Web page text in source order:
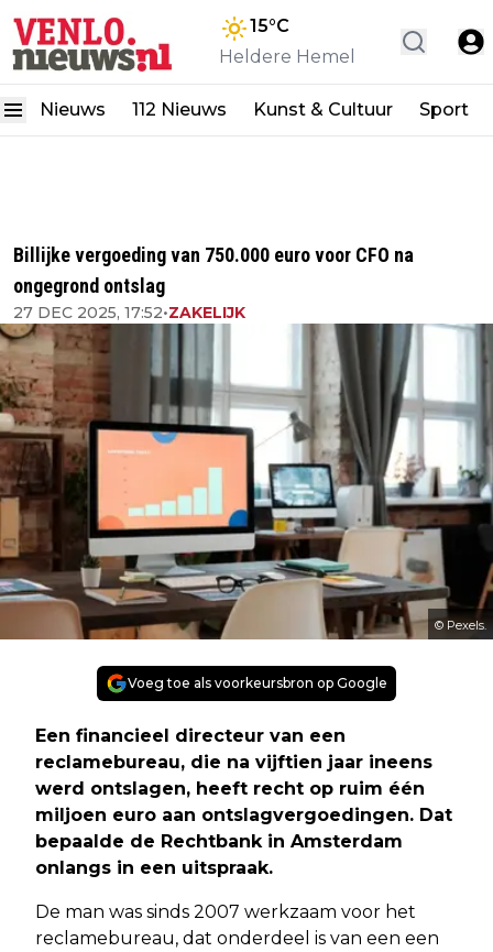
15°C
Heldere Hemel
Nieuws 112 Nieuws Kunst & Cultuur Sport
Billijke vergoeding van 750.000 euro voor CFO na
ongegrond ontslag
27 DEC 2025, 17:52•ZAKELIJK
© Pexels.
Voeg toe als voorkeursbron op Google
Een financieel directeur van een
reclamebureau, die na vijftien jaar ineens
werd ontslagen, heeft recht op ruim één
miljoen euro aan ontslagvergoedingen. Dat
bepaalde de Rechtbank in Amsterdam
onlangs in een uitspraak.
De man was sinds 2007 werkzaam voor het
reclamebureau, dat onderdeel is van een een